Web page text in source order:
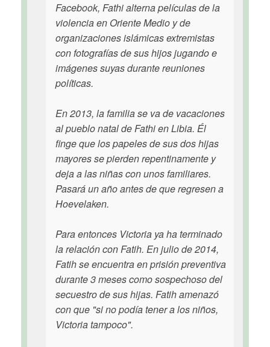
Facebook, Fathi alterna películas de la
violencia en Oriente Medio y de
organizaciones islámicas extremistas
con fotografías de sus hijos jugando e
imágenes suyas durante reuniones
políticas.
En 2013, la familia se va de vacaciones
al pueblo natal de Fathi en Libia. Él
finge que los papeles de sus dos hijas
mayores se pierden repentinamente y
deja a las niñas con unos familiares.
Pasará un año antes de que regresen a
Hoevelaken.
Para entonces Victoria ya ha terminado
la relación con Fatih. En julio de 2014,
Fatih se encuentra en prisión preventiva
durante 3 meses como sospechoso del
secuestro de sus hijas. Fatih amenazó
con que "si no podía tener a los niños,
Victoria tampoco".